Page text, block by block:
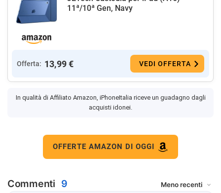
11ª/10ª Gen, Navy
Offerta: 13,99 € VEDI OFFERTA
In qualità di Affiliato Amazon, iPhoneItalia riceve un guadagno dagli
acquisti idonei.
OFFERTE AMAZON DI OGGI
Commenti 9